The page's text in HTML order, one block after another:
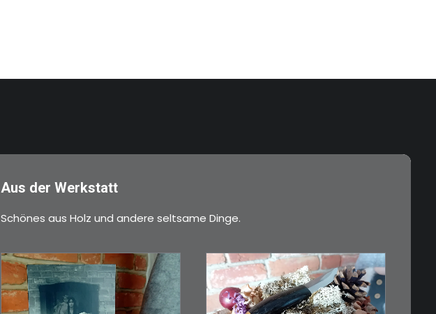
Aus der Werkstatt
Schönes aus Holz und andere seltsame Dinge.
€39,00